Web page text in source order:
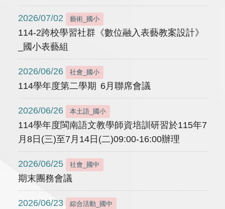
2026/07/02 藝術_國小
114-2跨校學習社群《數位融入表藝教案設計》
_國小表藝組
2026/06/26 社會_國小
114學年度第二學期 6月聯席會議
2026/06/26 本土語_國小
114學年度閩南語文教學師資培訓研習於115年7
月8日(三)至7月14日(二)09:00-16:00辦理
2026/06/25 社會_國中
期末團務會議
2026/06/23 綜合活動_國中